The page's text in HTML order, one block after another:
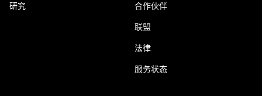
研究 合作伙伴
联盟
法律
服务状态